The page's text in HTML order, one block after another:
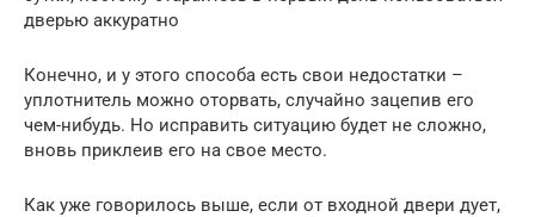
дверью аккуратно
Конечно, и у этого способа есть свои недостатки –
уплотнитель можно оторвать, случайно зацепив его
чем-нибудь. Но исправить ситуацию будет не сложно,
вновь приклеив его на свое место.
Как уже говорилось выше, если от входной двери дует,